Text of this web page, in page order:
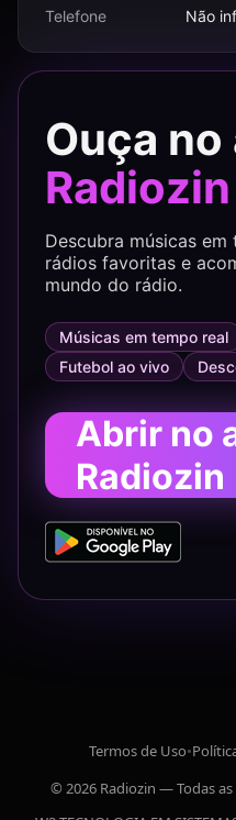
Telefone
Não
Ouça no
Radiozin
Descubra músicas
rádios favoritas e
mundo do rádio.
Músicas em tempo real
Futebol ao vivo
Abrir no
Radiozin
Termos de Uso•
© 2026 Radiozin — Todas